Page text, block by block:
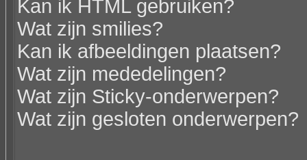
Kan ik HTML gebruiken?
Wat zijn smilies?
Kan ik afbeeldingen plaatsen?
Wat zijn mededelingen?
Wat zijn Sticky-onderwerpen?
Wat zijn gesloten onderwerpen?